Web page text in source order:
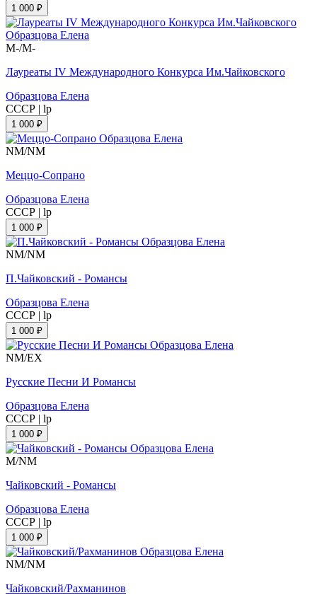
1 000 ₽
M-/M-
Лауреаты IV Международного Конкурса Им.Чайковского
Образцова Елена
СССР | lp
1 000 ₽
NM/NM
Меццо-Сопрано
Образцова Елена
СССР | lp
1 000 ₽
NM/NM
П.Чайковский - Романсы
Образцова Елена
СССР | lp
1 000 ₽
NM/EX
Русские Песни И Романсы
Образцова Елена
СССР | lp
1 000 ₽
M/NM
Чайковский - Романсы
Образцова Елена
СССР | lp
1 000 ₽
NM/NM
Чайковский/Рахманинов